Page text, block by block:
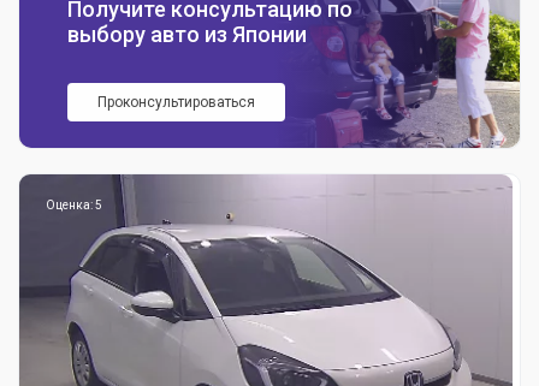
Получите консультацию по
выбору авто из Японии
Проконсультироваться
Оценка: 5